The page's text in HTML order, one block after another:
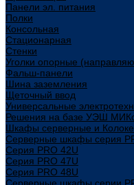
Панели эл. питания
Полки
Консольная
Стационарная
Стенки
Уголки опорные
Фальш-панели
Шина заземления
Щеточный ввод
Универсальные
Решения на базе УЭШ
Шкафы серверные и
Серверные шкафы серия
Серия PRO 42U
Серия PRO 47U
Серия PRO 48U